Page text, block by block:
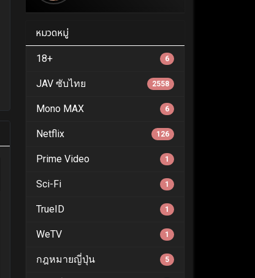
หมวดหมู่
18+ 6
JAV ซับไทย 2558
Mono MAX 6
Netflix 126
Prime Video 1
Sci-Fi 1
TrueID 1
WeTV 1
กฎหมายญี่ปุ่น 5